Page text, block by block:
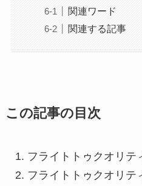
関連ワード
関連する記事
この記事の目次
フライトトゥクオリテ
フライトトゥクオリテ